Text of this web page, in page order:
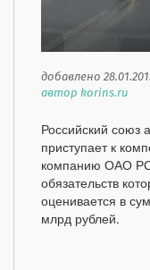
добавлено
автор korins.ru
Российский союз
приступает к
компанию ОАО
обязательств
оценивается в
млрд рублей.